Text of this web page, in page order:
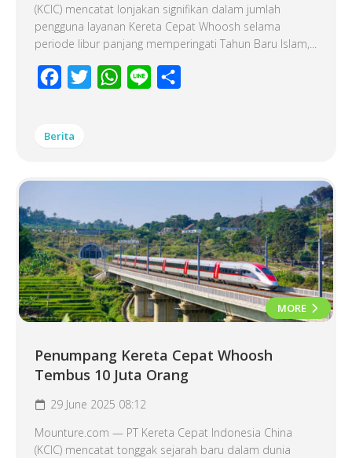
(KCIC) mencatat lonjakan signifikan dalam jumlah
pengguna layanan Kereta Cepat Whoosh selama
periode libur panjang memperingati Tahun Baru Islam,...
Facebook
Twitter WhatsApp
Line
Berita
MORE
Penumpang Kereta Cepat Whoosh
Tembus 10 Juta Orang
29 June 2025 08:12
Mounture.com — PT Kereta Cepat Indonesia China
(KCIC) mencatat tonggak sejarah baru dalam dunia